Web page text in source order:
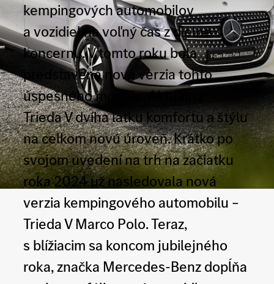
kempingových automobilov
a vozidiel na voľný čas z dielne
koncernu. V tomto roku bola
predstavená nová verzia tohto
úspešného modelu. Aktuálna
Trieda V dvíha latku komfortu a štýlu
na celkom novú úroveň. Krátko po
svojom uvedení na trh na začiatku
roka 2024 už nasledovala nová
verzia kempingového automobilu –
Trieda V Marco Polo. Teraz,
s blížiacim sa koncom jubilejného
roka, značka Mercedes-Benz dopĺňa